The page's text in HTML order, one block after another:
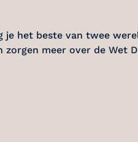
je het beste van twee
meer over de Wet